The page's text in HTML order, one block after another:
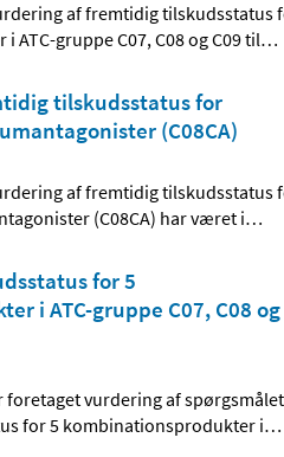
af fremtidig tilskudsstatus
gruppe C07, C08 og C09 til…
tilskudsstatus for
(C08CA)
af fremtidig tilskudsstatus
(C08CA) har været i…
for 5
i ATC-gruppe C07, C08 og
vurdering af spørgsmålet
for 5 kombinationsprodukter i…